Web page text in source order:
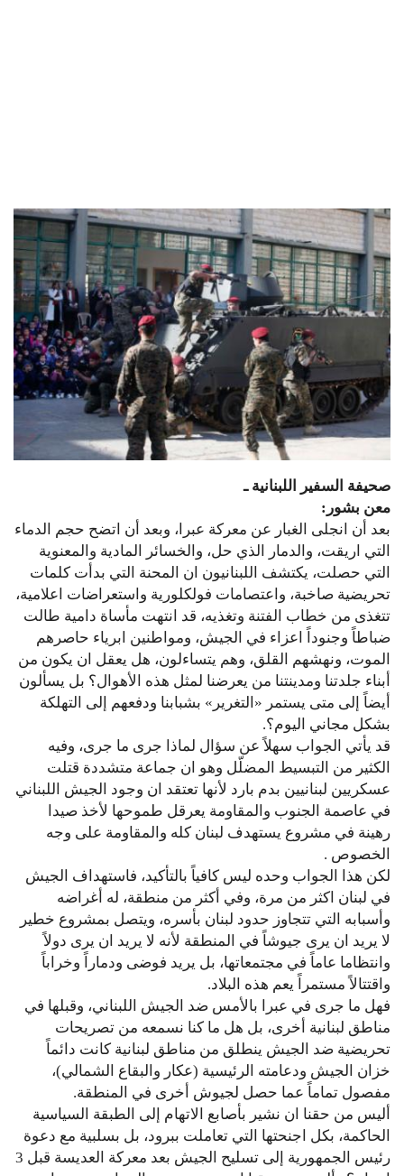
صحيفة السفير اللبنانية ـ
معن بشور:
بعد أن انجلى الغبار عن معركة عبرا، وبعد أن اتضح حجم الدماء
التي اريقت، والدمار الذي حل، والخسائر المادية والمعنوية
التي حصلت، يكتشف اللبنانيون ان المحنة التي بدأت كلمات
تحريضية صاخبة، واعتصامات فولكلورية واستعراضات اعلامية،
تتغذى من خطاب الفتنة وتغذيه، قد انتهت مأساة دامية طالت
ضباطاً وجنوداً اعزاء في الجيش، ومواطنين ابرياء حاصرهم
الموت، ونهشهم القلق، وهم يتساءلون، هل يعقل ان يكون من
أبناء جلدتنا ومدينتنا من يعرضنا لمثل هذه الأهوال؟ بل يسألون
أيضاً إلى متى يستمر «التغرير» بشبابنا ودفعهم إلى التهلكة
بشكل مجاني اليوم؟.
قد يأتي الجواب سهلاً عن سؤال لماذا جرى ما جرى، وفيه
الكثير من التبسيط المضلّل وهو ان جماعة متشددة قتلت
عسكريين لبنانيين بدم بارد لأنها تعتقد ان وجود الجيش اللبناني
في عاصمة الجنوب والمقاومة يعرقل طموحها لأخذ صيدا
رهينة في مشروع يستهدف لبنان كله والمقاومة على وجه
الخصوص .
لكن هذا الجواب وحده ليس كافياً بالتأكيد، فاستهداف الجيش
في لبنان اكثر من مرة، وفي أكثر من منطقة، له أغراضه
وأسبابه التي تتجاوز حدود لبنان بأسره، ويتصل بمشروع خطير
لا يريد ان يرى جيوشاً في المنطقة لأنه لا يريد ان يرى دولاً
وانتظاما عاماً في مجتمعاتها، بل يريد فوضى ودماراً وخراباً
واقتتالاً مستمراً يعم هذه البلاد.
فهل ما جرى في عبرا بالأمس ضد الجيش اللبناني، وقبلها في
مناطق لبنانية أخرى، بل هل ما كنا نسمعه من تصريحات
تحريضية ضد الجيش ينطلق من مناطق لبنانية كانت دائماً
خزان الجيش ودعامته الرئيسية (عكار والبقاع الشمالي)،
مفصول تماماً عما حصل لجيوش أخرى في المنطقة.
أليس من حقنا ان نشير بأصابع الاتهام إلى الطبقة السياسية
الحاكمة، بكل اجنحتها التي تعاملت ببرود، بل بسلبية مع دعوة
رئيس الجمهورية إلى تسليح الجيش بعد معركة العديسة قبل 3